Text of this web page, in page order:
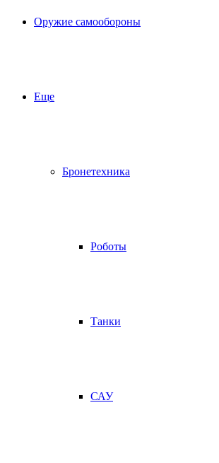
Оружие самообороны
Еще
Бронетехника
Роботы
Танки
САУ